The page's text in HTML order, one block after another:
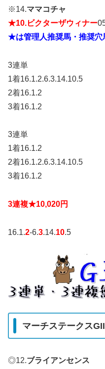
※14.ママコチャ
★10.ビクターザウィナー
★は管理人推奨馬・推奨穴
3連単
1着16.1.2.6.3.14.10.5
2着16.1.2
3着16.1.2
3連単
1着16.1.2
2着16.1.2.6.3.14.10.5
3着16.1.2
3連複★10,020円
16.1.2-6.3.14.10.5
マーチステークス
◎12.ブライアンセンス